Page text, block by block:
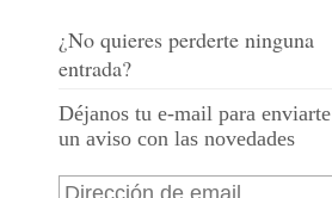
¿No quieres perderte ninguna
entrada?
Déjanos tu e-mail para enviarte
un aviso con las novedades